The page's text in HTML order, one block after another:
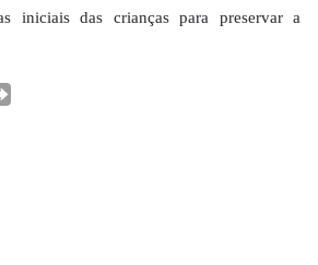
iniciais das crianças para preservar a